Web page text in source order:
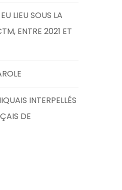
LIEU SOUS LA
ENTRE 2021 ET
INTERPELLÉS
DE